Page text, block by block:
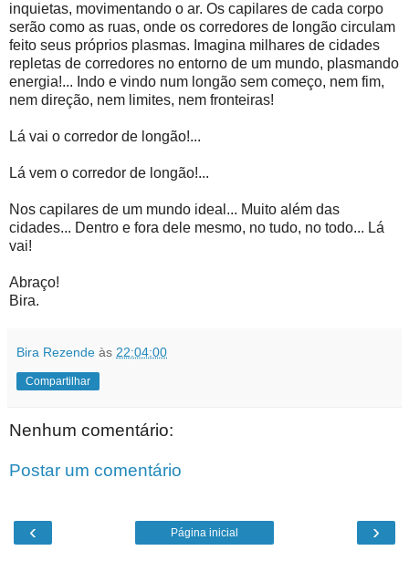
inquietas, movimentando o ar. Os capilares de cada corpo
serão como as ruas, onde os corredores de longão circulam
feito seus próprios plasmas. Imagina milhares de cidades
repletas de corredores no entorno de um mundo, plasmando
energia!... Indo e vindo num longão sem começo, nem fim,
nem direção, nem limites, nem fronteiras!
Lá vai o corredor de longão!...
Lá vem o corredor de longão!...
Nos capilares de um mundo ideal... Muito além das
cidades... Dentro e fora dele mesmo, no tudo, no todo... Lá
vai!
Abraço!
Bira.
Bira Rezende às 22:04:00
Compartilhar
Nenhum comentário:
Postar um comentário
‹ ›
Página inicial